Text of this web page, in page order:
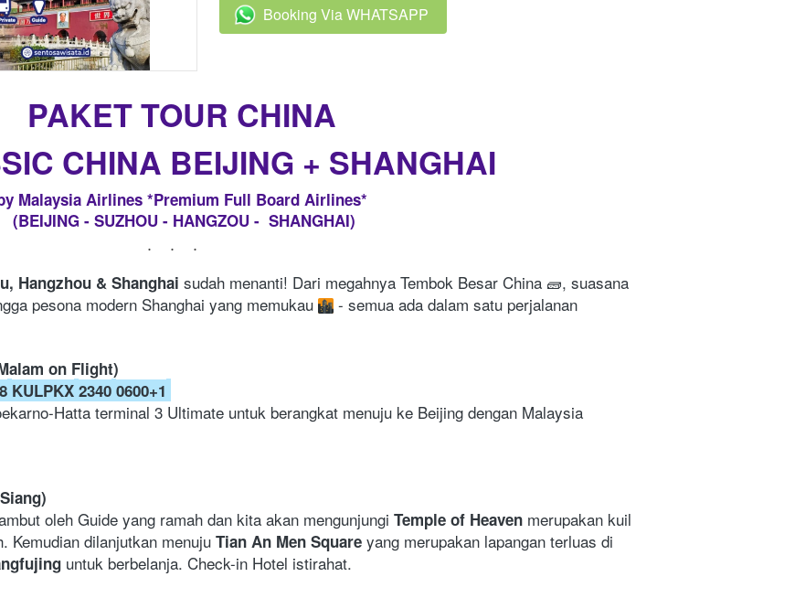
` Booking Via WHATSAPP
PAKET TOUR CHINA
CHINA BEIJING + SHANGHAI
Malaysia Airlines *Premium Full Board Airlines*
(BEIJING - SUZHOU - HANGZOU -  SHANGHAI)
...
Hangzhou & Shanghai sudah menanti! Dari megahnya Tembok Besar China 🧱, suasana
pesona modern Shanghai yang memukau
- semua ada dalam satu perjalanan
on Flight)
KULPKX 2340 0600+1
Hatta terminal 3 Ultimate untuk berangkat menuju ke Beijing dengan Malaysia
Siang)
oleh Guide yang ramah dan kita akan mengunjungi Temple of Heaven merupakan kuil
Kemudian dilanjutkan menuju Tian An Men Square yang merupakan lapangan terluas di
untuk berbelanja. Check-in Hotel istirahat.